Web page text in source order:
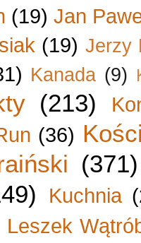
(19) Jan
(19) Jerzy
Kanada (9)
(213)
(36)
(371)
Kuchnia
Leszek